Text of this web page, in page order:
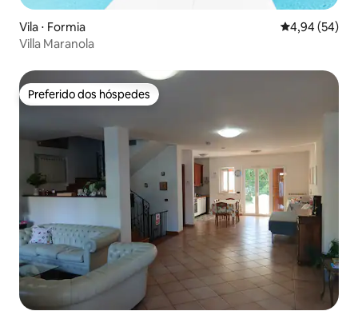
Vila ⋅ Formia 4,94 de uma
4,94 (54)
Villa Maranola
Preferido dos hóspedes
Preferido dos hóspedes